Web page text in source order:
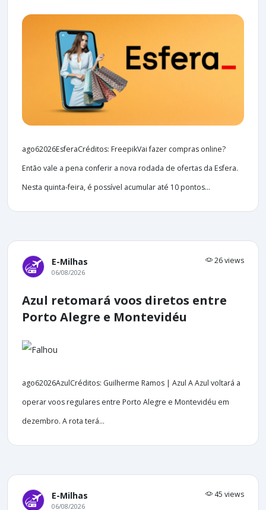
ago62026EsferaCréditos: FreepikVai fazer compras online?
Então vale a pena conferir a nova rodada de ofertas da Esfera.
Nesta quinta-feira, é possível acumular até 10 pontos...
E-Milhas 26 views
06/08/2026
Azul retomará voos diretos entre
Porto Alegre e Montevidéu
ago62026AzulCréditos: Guilherme Ramos | Azul A Azul voltará a
operar voos regulares entre Porto Alegre e Montevidéu em
dezembro. A rota terá...
E-Milhas 45 views
06/08/2026